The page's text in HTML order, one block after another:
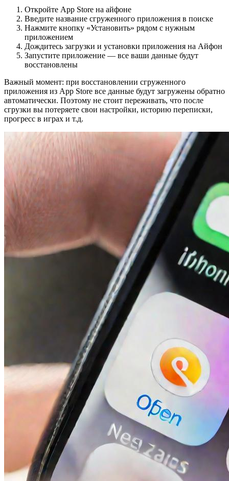
Откройте App Store на айфоне
Введите название сгруженного приложения в поиске
Нажмите кнопку «Установить» рядом с нужным
приложением
Дождитесь загрузки и установки приложения на Айфон
Запустите приложение — все ваши данные будут
восстановлены
Важный момент: при восстановлении сгруженного
приложения из App Store все данные будут загружены обратно
автоматически. Поэтому не стоит переживать, что после
сгрузки вы потеряете свои настройки, историю переписки,
прогресс в играх и т.д.